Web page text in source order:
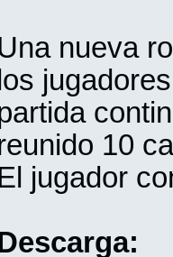
nueva
10
jugador